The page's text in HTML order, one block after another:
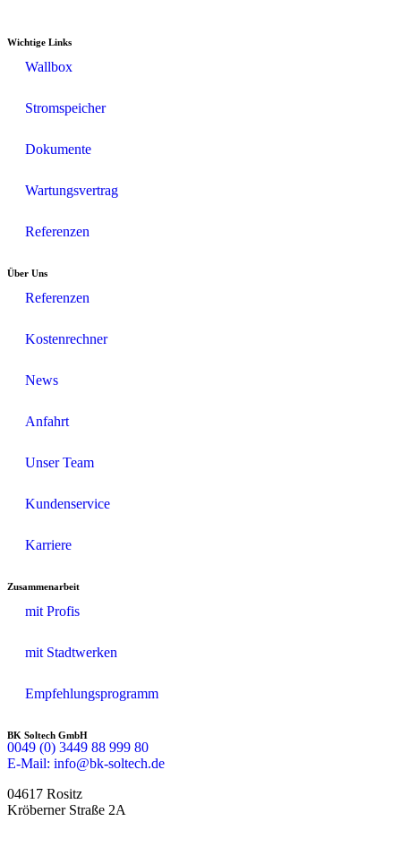
Wichtige Links
Wallbox
Stromspeicher
Dokumente
Wartungsvertrag
Referenzen
Über Uns
Referenzen
Kostenrechner
News
Anfahrt
Unser Team
Kundenservice
Karriere
Zusammenarbeit
mit Profis
mit Stadtwerken
Empfehlungsprogramm
BK Soltech GmbH
0049 (0) 3449 88 999 80
E-Mail: info@bk-soltech.de
04617 Rositz
Kröberner Straße 2A